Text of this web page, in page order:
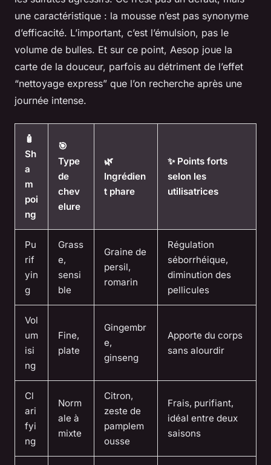
une caractéristique : la mousse n’est pas synonyme
d’efficacité. L’important, c’est l’émulsion, pas le
volume de bulles. Et sur ce point, Aesop joue la
carte de la douceur, parfois au détriment de l’effet
“nettoyage express” que l’on recherche après une
journée intense.
🧴
Sh
a
m
poi
ng
🎯
Type
de
chev
elure
🌿
Ingrédien
t phare
✨ Points forts
selon les
utilisatrices
Pu
rif
yin
g
Grass
e,
sensi
ble
Graine de
persil,
romarin
Régulation
séborrhéique,
diminution des
pellicules
Vol
um
isi
ng
Fine,
plate
Gingembr
e,
ginseng
Apporte du corps
sans alourdir
Cl
ari
fyi
ng
Norm
ale à
mixte
Citron,
zeste de
pamplem
ousse
Frais, purifiant,
idéal entre deux
saisons